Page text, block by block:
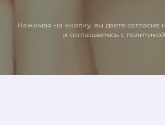
Нажимая на кнопку, вы даете согласие
и соглашаетесь c